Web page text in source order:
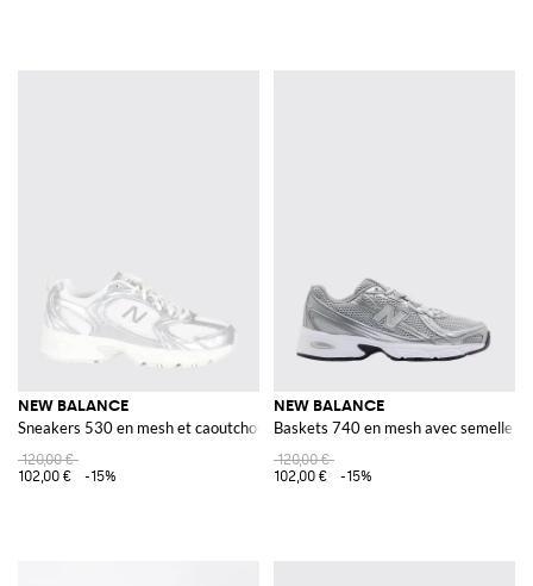
NEW BALANCE
Sneakers 530 en mesh et caoutchouc
120,00 €
102,00 €
-15%
NEW BALANCE
Baskets 740 en mesh avec semelle
120,00 €
102,00 €
-15%